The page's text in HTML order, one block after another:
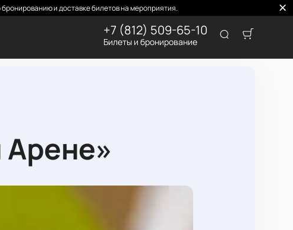
и доставке билетов на мероприятия.
+7 (812) 509-65-10
Билеты и бронирование
Арене»